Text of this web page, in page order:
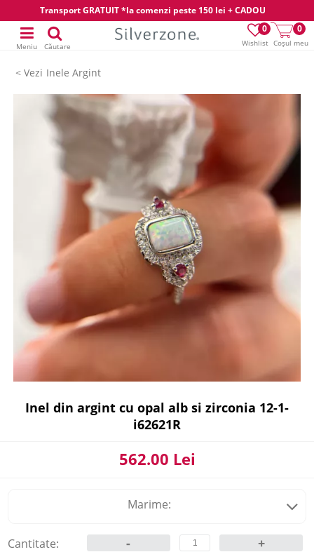
Transport GRATUIT *la comenzi peste 150 lei + CADOU
Wishlist
0
Coșul meu
0
Meniu Căutare
Inele Argint
Inel din argint cu opal alb si zirconia 12-1-
i62621R
562.00 Lei
Marime:
Cantitate: - +